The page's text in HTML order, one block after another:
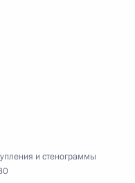
и стенограммы